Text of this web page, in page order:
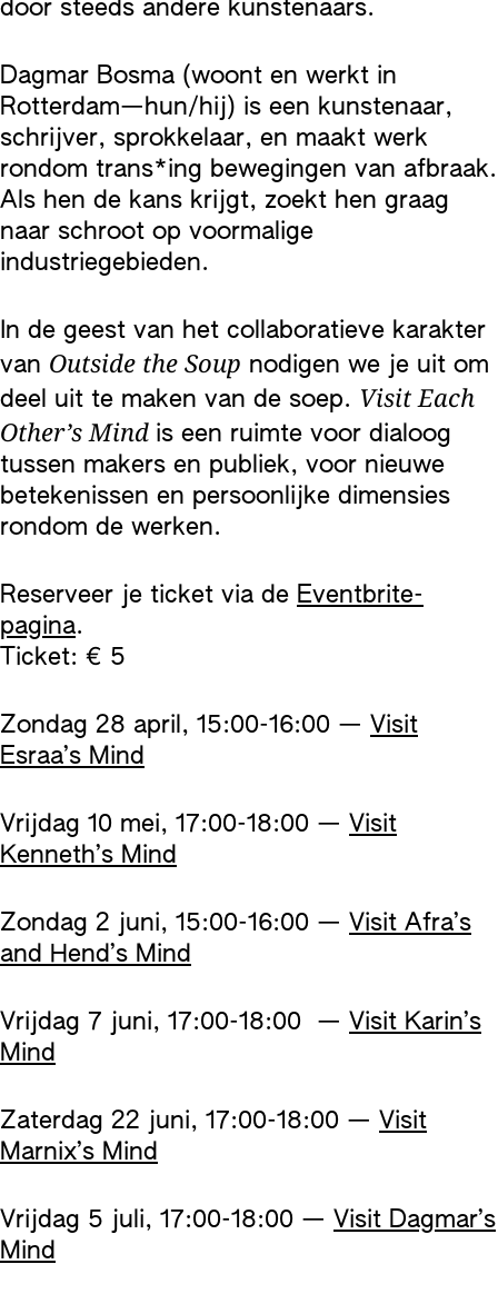
door steeds andere kunstenaars.
Dagmar Bosma (woont en werkt in
Rotterdam—hun/hij) is een kunstenaar,
schrijver, sprokkelaar, en maakt werk
rondom trans*ing bewegingen van afbraak.
Als hen de kans krijgt, zoekt hen graag
naar schroot op voormalige
industriegebieden.
In de geest van het collaboratieve karakter
van Outside the Soup nodigen we je uit om
deel uit te maken van de soep. Visit Each
Other’s Mind is een ruimte voor dialoog
tussen makers en publiek, voor nieuwe
betekenissen en persoonlijke dimensies
rondom de werken.
Reserveer je ticket via de Eventbrite-
pagina.
Ticket: € 5
Zondag 28 april, 15:00-16:00 — Visit
Esraa’s Mind
Vrijdag 10 mei, 17:00-18:00 — Visit
Kenneth’s Mind
Zondag 2 juni, 15:00-16:00 — Visit Afra’s
and Hend’s Mind
Vrijdag 7 juni, 17:00-18:00 — Visit Karin’s
Mind
Zaterdag 22 juni, 17:00-18:00 — Visit
Marnix’s Mind
Vrijdag 5 juli, 17:00-18:00 — Visit Dagmar’s
Mind